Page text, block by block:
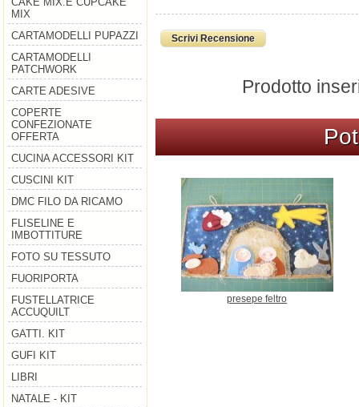
MIX
CARTAMODELLI PUPAZZI
CARTAMODELLI
PATCHWORK
CARTE ADESIVE
COPERTE
CONFEZIONATE
OFFERTA
CUCINA ACCESSORI KIT
CUSCINI KIT
DMC FILO DA RICAMO
FLISELINE E
IMBOTTITURE
FOTO SU TESSUTO
FUORIPORTA
FUSTELLATRICE
ACCUQUILT
GATTI. KIT
GUFI KIT
LIBRI
NATALE - KIT
Scrivi Recensione
Prodotto
presepe feltro